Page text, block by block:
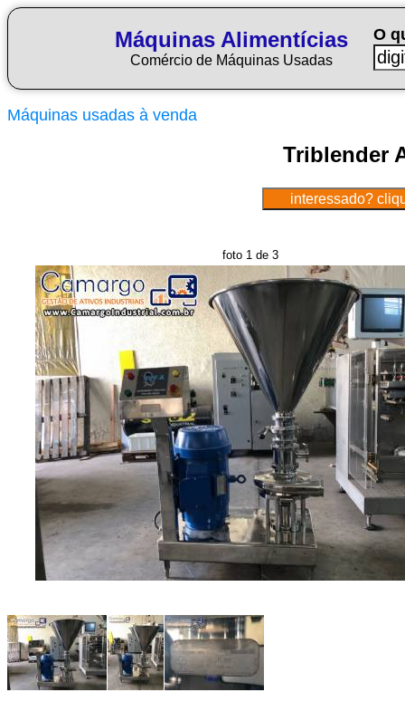
Máquinas Alimentícias
Comércio de Máquinas Usadas
O
Máquinas usadas à venda
Triblender
foto 1 de 3